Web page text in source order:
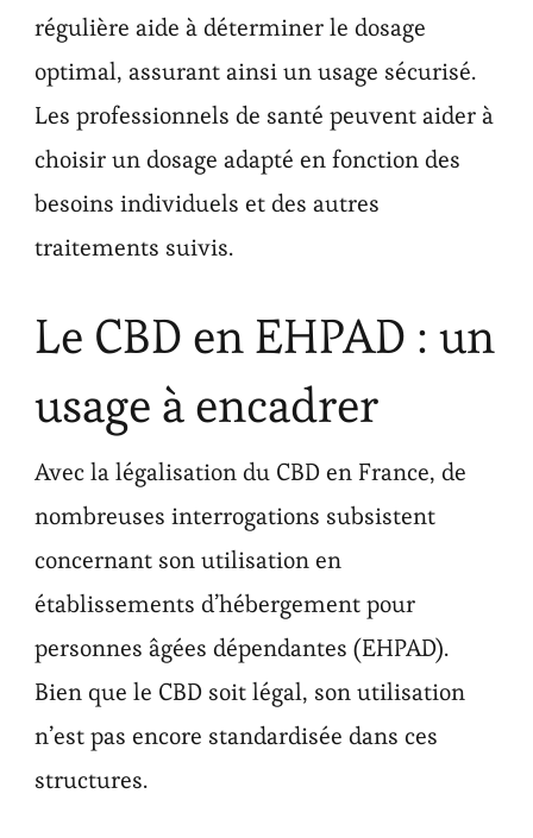
régulière aide à déterminer le dosage
optimal, assurant ainsi un usage sécurisé.
Les professionnels de santé peuvent aider à
choisir un dosage adapté en fonction des
besoins individuels et des autres
traitements suivis.
Le CBD en EHPAD : un
usage à encadrer
Avec la légalisation du CBD en France, de
nombreuses interrogations subsistent
concernant son utilisation en
établissements d’hébergement pour
personnes âgées dépendantes (EHPAD).
Bien que le CBD soit légal, son utilisation
n’est pas encore standardisée dans ces
structures.